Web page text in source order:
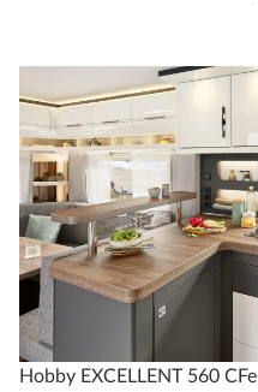
Hobby EXCELLENT 560 CFe